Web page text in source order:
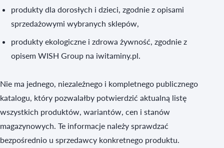
produkty dla dorosłych i dzieci, zgodnie z opisami
sprzedażowymi wybranych sklepów,
produkty ekologiczne i zdrowa żywność, zgodnie z
opisem WISH Group na iwitaminy.pl.
Nie ma jednego, niezależnego i kompletnego publicznego
katalogu, który pozwalałby potwierdzić aktualną listę
wszystkich produktów, wariantów, cen i stanów
magazynowych. Te informacje należy sprawdzać
bezpośrednio u sprzedawcy konkretnego produktu.